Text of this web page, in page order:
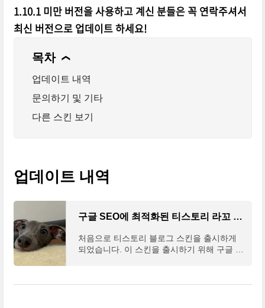
1.10.1 미만 버전을 사용하고 계신 분들은 꼭 연락주셔서
최신 버전으로 업데이트 하세요!
목차 ❯
업데이트 내역
문의하기 및 기타
다른 스킨 보기
업데이트 내역
구글 SEO에 최적화된 티스토리 라꼬 (laggo) 스킨 출시
처음으로 티스토리 블로그 스킨을 출시하게
되었습니다. 이 스킨을 출시하기 위해 구글 S
양한 휘핏의